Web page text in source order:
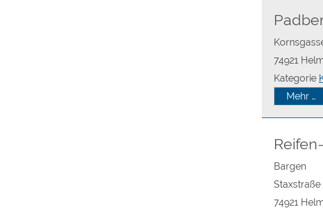
74921
Kategorie
Mehr …
Bargen
Staxstraße
74921